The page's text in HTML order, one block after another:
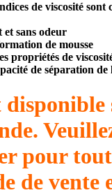
de viscosité sont
et sans odeur
de mousse
propriétés de
de séparation de
pour
de vente